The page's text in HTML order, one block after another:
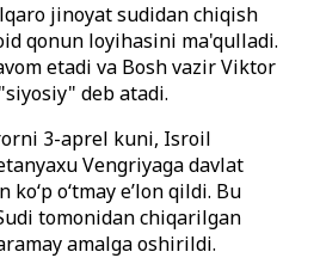
jinoyat sudidan chiqish
qonun loyihasini ma'qulladi.
etadi va Bosh vazir Viktor
deb atadi.
3-aprel kuni, Isroil
Vengriyaga davlat
o‘tmay e’lon qildi. Bu
tomonidan chiqarilgan
amalga oshirildi.